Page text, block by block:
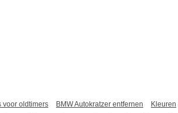
voor oldtimers BMW Autokratzer entfernen
Kleuren